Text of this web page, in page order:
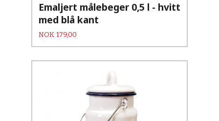
Emaljert målebeger 0,5 l - hvitt
med blå kant
Pris
NOK 179,00